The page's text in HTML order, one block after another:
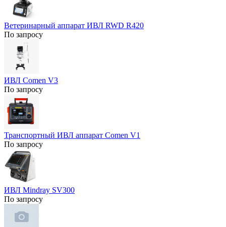
Ветеринарный аппарат ИВЛ RWD R420
По запросу
ИВЛ Comen V3
По запросу
Транспортный ИВЛ аппарат Comen V1
По запросу
ИВЛ Mindray SV300
По запросу